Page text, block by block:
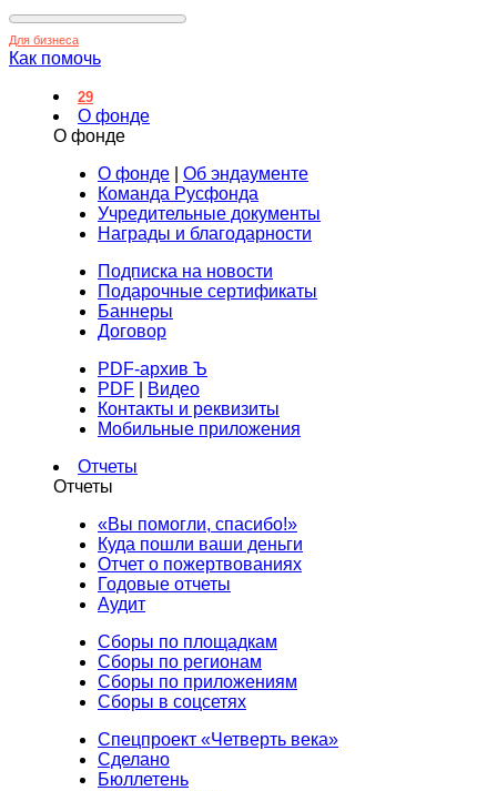
Для бизнеса
Как помочь
29
О фонде
О фонде
О фонде
Об эндаументе
Команда Русфонда
Учредительные документы
Награды и благодарности
Подписка на новости
Подарочные сертификаты
Баннеры
Договор
PDF-архив Ъ
PDF
Видео
Контакты и реквизиты
Мобильные приложения
Отчеты
Отчеты
«Вы помогли, спасибо!»
Куда пошли ваши деньги
Отчет о пожертвованиях
Годовые отчеты
Аудит
Сборы по площадкам
Сборы по регионам
Сборы по приложениям
Сборы в соцсетях
Спецпроект «Четверть века»
Сделано
Бюллетень